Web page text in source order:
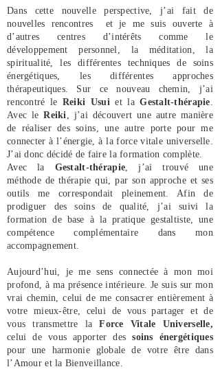
Dans cette nouvelle perspective, j’ai fait de
nouvelles rencontres et je me suis ouverte à
d’autres centres d’intérêts comme le
développement personnel, la méditation, la
spiritualité, les différentes techniques de soins
énergétiques, les différentes approches
thérapeutiques. Sur ce nouveau chemin, j’ai
rencontré le Reiki Usuiet laGestalt-thérapie.
Avec leReiki, j’ai découvert une autre manière
de réaliser des soins, une autre porte pour me
connecter à l’énergie, à la force vitale universelle.
J’ai donc décidé de faire la formation complète.
Avec la Gestalt-thérapie, j’ai trouvé une
méthode de thérapie qui, par son approche et ses
outils me correspondait pleinement. Afin de
prodiguer des soins de qualité, j’ai suivi la
formation de base à la pratique gestaltiste, une
compétence complémentaire dans mon
accompagnement.
Aujourd’hui, je me sens connectée à mon moi
profond, à ma présence intérieure. Je suis sur mon
vrai chemin, celui de me consacrer entièrement à
votre mieux-être, celui de vous partager et de
vous transmettre laForce Vitale Universelle,
celui de vous apporter dessoins énergétiques
pour une harmonie globale de votre être dans
l’Amour et la Bienveillance.